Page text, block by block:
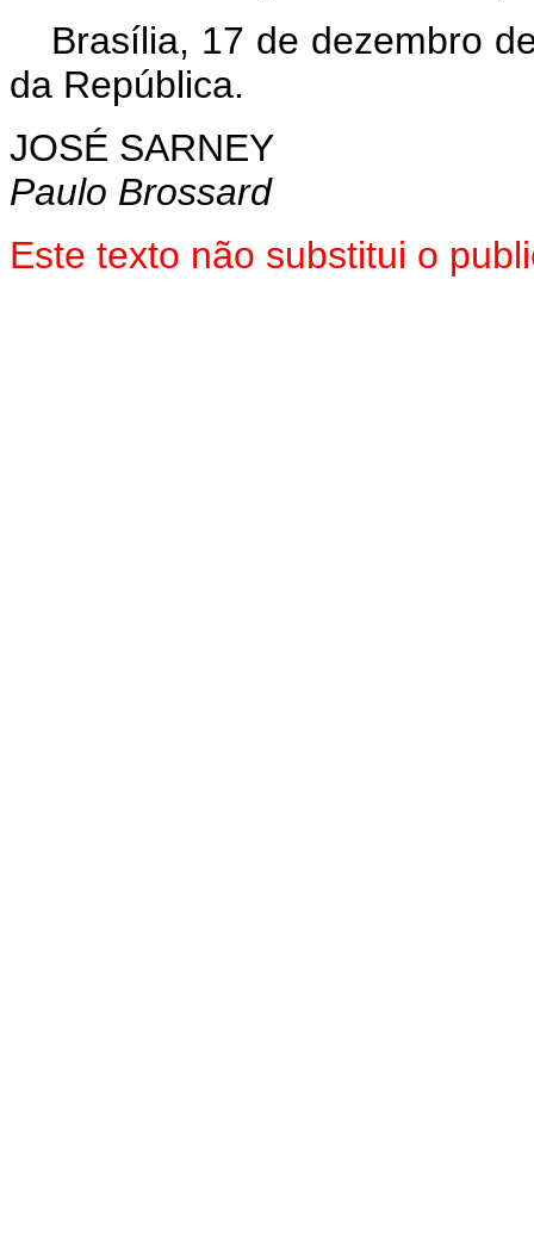
Brasília, 17 de dezembro
da República.
JOSÉ SARNEY
Paulo Brossard
Este texto não substitui o